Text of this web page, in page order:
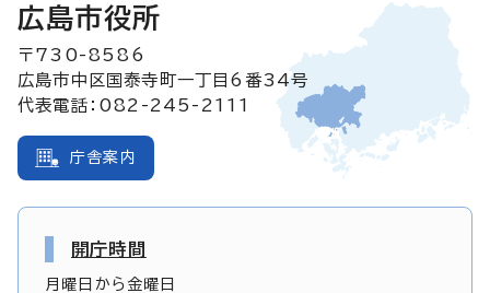
広島市役所
〒730-8586
広島市中区国泰寺町一丁目6番34号
代表電話：082-245-2111
庁舎案内
開庁時間
月曜日から金曜日